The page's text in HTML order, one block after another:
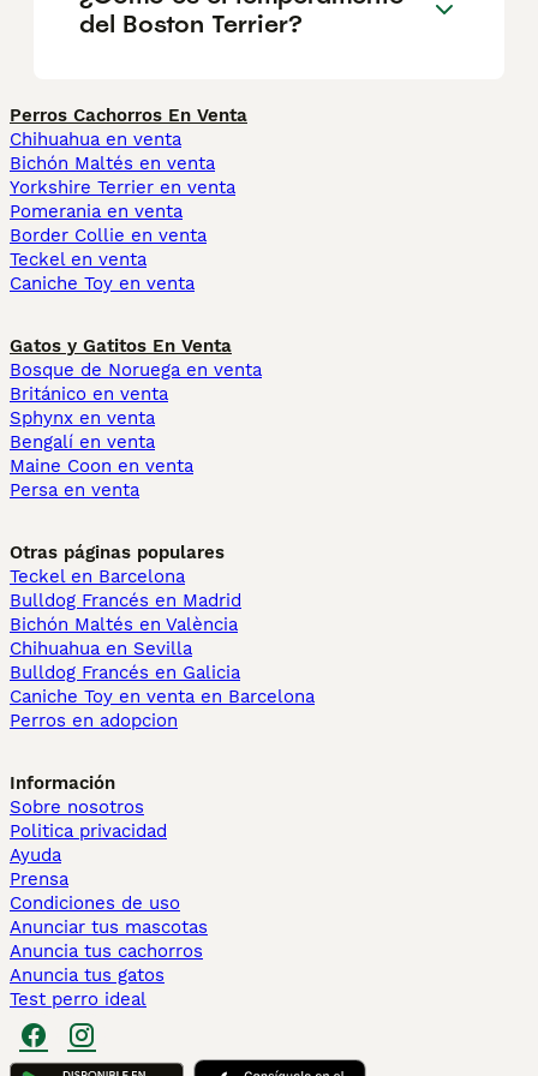
del Boston Terrier?
Perros Cachorros En Venta
Chihuahua en venta
Bichón Maltés en venta
Yorkshire Terrier en venta
Pomerania en venta
Border Collie en venta
Teckel en venta
Caniche Toy en venta
Gatos y Gatitos En Venta
Bosque de Noruega en venta
Británico en venta
Sphynx en venta
Bengalí en venta
Maine Coon en venta
Persa en venta
Otras páginas populares
Teckel en Barcelona
Bulldog Francés en Madrid
Bichón Maltés en València
Chihuahua en Sevilla
Bulldog Francés en Galicia
Caniche Toy en venta en Barcelona
Perros en adopcion
Información
Sobre nosotros
Politica privacidad
Ayuda
Prensa
Condiciones de uso
Anunciar tus mascotas
Anuncia tus cachorros
Anuncia tus gatos
Test perro ideal